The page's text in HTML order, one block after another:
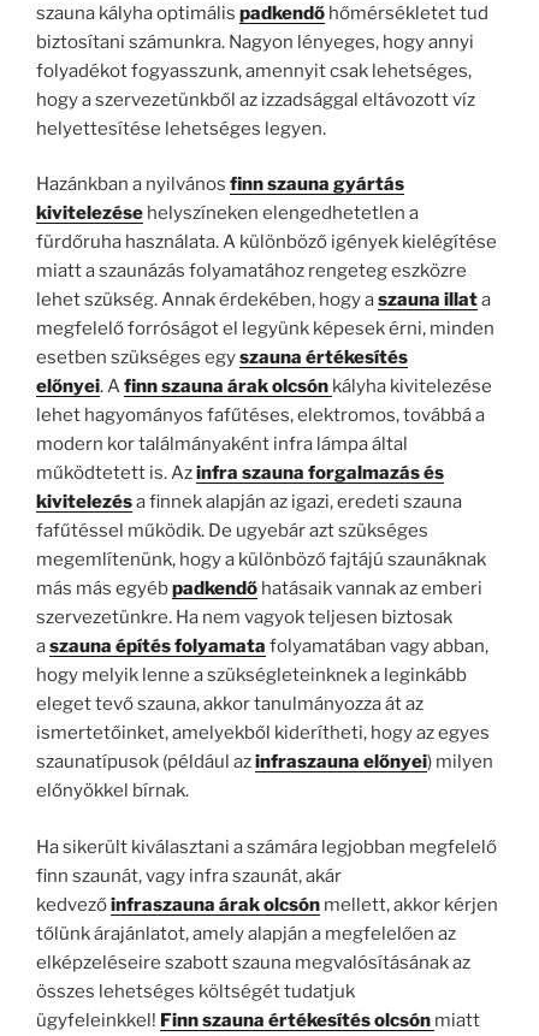
szauna kályha optimális padkendő hőmérsékletet tud
biztosítani számunkra. Nagyon lényeges, hogy annyi
folyadékot fogyasszunk, amennyit csak lehetséges,
hogy a szervezetünkből az izzadsággal eltávozott víz
helyettesítése lehetséges legyen.
Hazánkban a nyilvános finn szauna gyártás
kivitelezése helyszíneken elengedhetetlen a
fürdőruha használata. A különböző igények kielégítése
miatt a szaunázás folyamatához rengeteg eszközre
lehet szükség. Annak érdekében, hogy aszauna illata
megfelelő forróságot el legyünk képesek érni, minden
esetben szükséges egyszauna értékesítés
előnyei. Afinn szauna árak olcsón kályha kivitelezése
lehet hagyományos fafűtéses, elektromos, továbbá a
modern kor találmányaként infra lámpa által
működtetett is. Azinfra szauna forgalmazás és
kivitelezésa finnek alapján az igazi, eredeti szauna
fafűtéssel működik. De ugyebár azt szükséges
megemlítenünk, hogy a különböző fajtájú szaunáknak
más más egyébpadkendő hatásaik vannak az emberi
szervezetünkre. Ha nem vagyok teljesen biztosak
aszauna építés folyamata folyamatában vagy abban,
hogy melyik lenne a szükségleteinknek a leginkább
eleget tevő szauna, akkor tanulmányozza át az
ismertetőinket, amelyekből kiderítheti, hogy az egyes
szaunatípusok (például azinfraszauna előnyei) milyen
előnyökkel bírnak.
Ha sikerült kiválasztani a számára legjobban megfelelő
finn szaunát, vagy infra szaunát, akár
kedvezőinfraszauna árak olcsón mellett, akkor kérjen
tőlünk árajánlatot, amely alapján a megfelelően az
elképzeléseire szabott szauna megvalósításának az
összes lehetséges költségét tudatjuk
ügyfeleinkkel! Finn szauna értékesítés olcsón miatt